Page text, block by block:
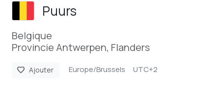
Puurs
Belgique
Provincie Antwerpen, Flanders
favorite Ajouter Europe/Brussels UTC+2